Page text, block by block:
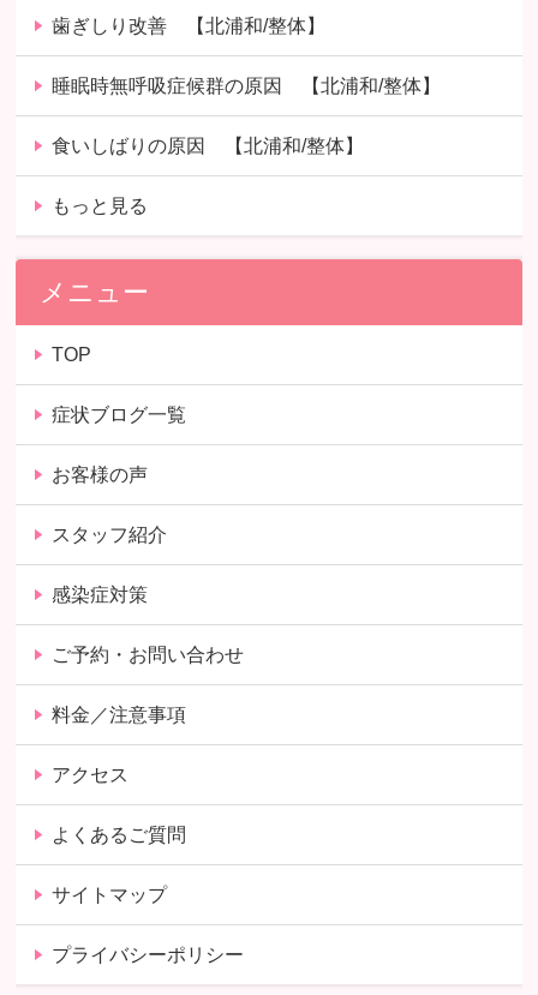
歯ぎしり改善 【北浦和/整体】
睡眠時無呼吸症候群の原因 【北浦和/整体】
食いしばりの原因 【北浦和/整体】
もっと見る
メニュー
TOP
症状ブログ一覧
お客様の声
スタッフ紹介
感染症対策
ご予約・お問い合わせ
料金／注意事項
アクセス
よくあるご質問
サイトマップ
プライバシーポリシー